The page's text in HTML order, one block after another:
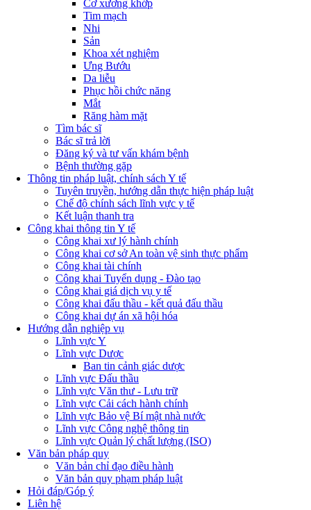
Cơ xương khớp
Tim mạch
Nhi
Sản
Khoa xét nghiệm
Ưng Bướu
Da liễu
Phục hồi chức năng
Mắt
Răng hàm mặt
Tìm bác sĩ
Bác sĩ trả lời
Đăng ký và tư vấn khám bệnh
Bệnh thường gặp
Thông tin pháp luật, chính sách Y tế
Tuyên truyền, hướng dẫn thực hiện pháp luật
Chế độ chính sách lĩnh vực y tế
Kết luận thanh tra
Công khai thông tin Y tế
Công khai xư lý hành chính
Công khai cơ sở An toàn vệ sinh thực phẩm
Công khai tài chính
Công khai Tuyển dụng - Đào tạo
Công khai giá dịch vụ y tế
Công khai đấu thầu - kết quả đấu thầu
Công khai dự án xã hội hóa
Hướng dẫn nghiệp vụ
Lĩnh vực Y
Lĩnh vực Dược
Ban tin cảnh giác dược
Lĩnh vực Đấu thầu
Lĩnh vực Văn thư - Lưu trữ
Lĩnh vực Cải cách hành chính
Lĩnh vực Bảo vệ Bí mật nhà nước
Lĩnh vực Công nghệ thông tin
Lĩnh vực Quản lý chất lượng (ISO)
Văn bản pháp quy
Văn bản chỉ đạo điều hành
Văn bản quy phạm pháp luật
Hỏi đáp/Góp ý
Liên hệ